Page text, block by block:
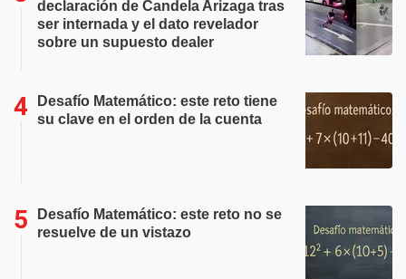
declaración de Candela Arizaga tras
ser internada y el dato revelador
sobre un supuesto dealer
Desafío Matemático: este reto tiene
su clave en el orden de la cuenta
Desafío Matemático: este reto no se
resuelve de un vistazo